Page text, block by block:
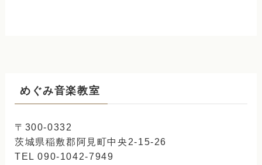
めぐみ音楽教室
〒300-0332
茨城県稲敷郡阿見町中央2-15-26
TEL 090-1042-7949